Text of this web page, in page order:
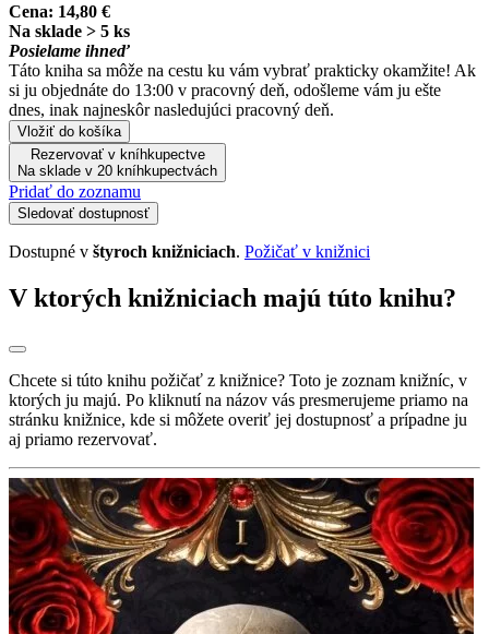
Cena: 14,80 €
Na sklade > 5 ks
Posielame ihneď
Táto kniha sa môže na cestu ku vám vybrať prakticky okamžite! Ak
si ju objednáte do 13:00 v pracovný deň, odošleme vám ju ešte
dnes, inak najneskôr nasledujúci pracovný deň.
Vložiť do košíka
Rezervovať v kníhkupectve
Na sklade v 20 kníhkupectvách
Pridať do zoznamu
Sledovať dostupnosť
Dostupné v štyroch knižniciach. Požičať v knižnici
V ktorých knižniciach majú túto knihu?
Chcete si túto knihu požičať z knižnice? Toto je zoznam knižníc, v
ktorých ju majú. Po kliknutí na názov vás presmerujeme priamo na
stránku knižnice, kde si môžete overiť jej dostupnosť a prípadne ju
aj priamo rezervovať.